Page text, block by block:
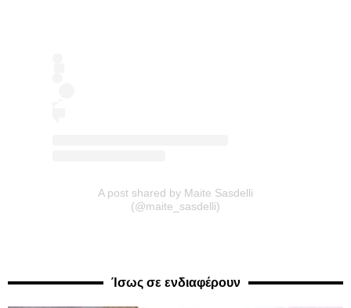
A post shared by Maite Sasdelli
(@maite_sasdelli)
Ίσως σε ενδιαφέρουν